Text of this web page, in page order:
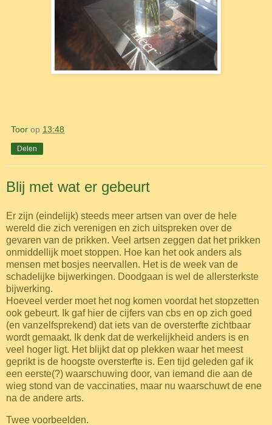
Toor op 13:48
Delen
Blij met wat er gebeurt
Er zijn (eindelijk) steeds meer artsen van over de hele
wereld die zich verenigen en zich uitspreken over de
gevaren van de prikken. Veel artsen zeggen dat het prikken
onmiddellijk moet stoppen. Hoe kan het ook anders als
mensen met bosjes neervallen. Het is de week van de
schadelijke bijwerkingen. Doodgaan is wel de allersterkste
bijwerking.
Hoeveel verder moet het nog komen voordat het stopzetten
ook gebeurt. Ik gaf hier de cijfers van cbs en op zich goed
(en vanzelfsprekend) dat iets van de oversterfte zichtbaar
wordt gemaakt. Ik denk dat de werkelijkheid anders is en
veel hoger ligt. Het blijkt dat op plekken waar het meest
geprikt is de hoogste oversterfte is. Een tijd geleden gaf ik
een eerste(?) waarschuwing door, van iemand die aan de
wieg stond van de vaccinaties, maar nu waarschuwt de ene
na de andere arts.
Twee voorbeelden.